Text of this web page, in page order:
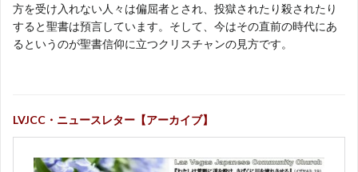
方を受け入れない人々は偏屈者とされ、投獄されたり殺されたり
すると聖書は預言しています。そして、今はその直前の時代にあ
るというのが聖書信仰に立つクリスチャンの見方です。
LVJCC・ニュースレター【アーカイブ】